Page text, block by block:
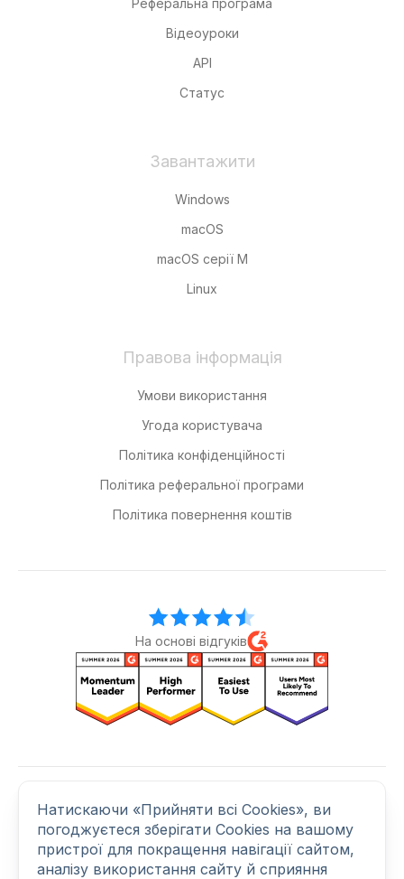
Натискаючи «Прийняти всі Cookies», ви
погоджуєтеся зберігати Cookies на вашому
пристрої для покращення навігації сайтом,
аналізу використання сайту й сприяння
Реферальна програма
Відеоуроки
API
Статус
Завантажити
Windows
macOS
macOS серії M
Linux
Правова інформація
Умови використання
Угода користувача
Політика конфіденційності
Політика реферальної програми
Політика повернення коштів
На основі відгуків
Приєднуйтеся до нас